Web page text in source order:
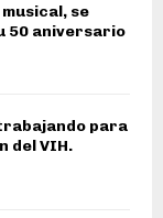
se
50 aniversario
para
del VIH.